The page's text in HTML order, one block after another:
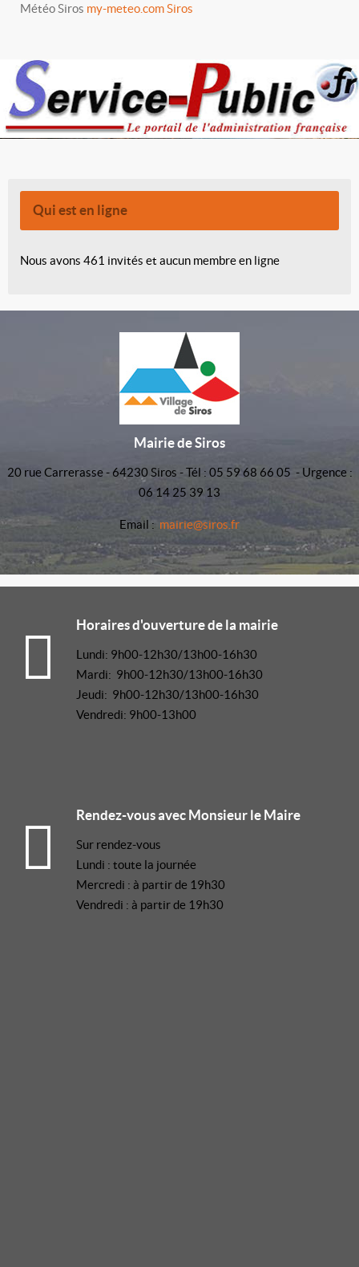
Météo Siros my-meteo.com Siros
Qui est en ligne
Nous avons 461 invités et aucun membre en ligne
Mairie de Siros
20 rue Carrerasse - 64230 Siros - Tél : 05 59 68 66 05 - Urgence :
06 14 25 39 13
Email : mairie@siros.fr
Horaires d'ouverture de la mairie
Lundi: 9h00-12h30/13h00-16h30
Mardi: 9h00-12h30/13h00-16h30
Jeudi: 9h00-12h30/13h00-16h30
Vendredi: 9h00-13h00
Rendez-vous avec Monsieur le Maire
Sur rendez-vous
Lundi : toute la journée
Mercredi : à partir de 19h30
Vendredi : à partir de 19h30